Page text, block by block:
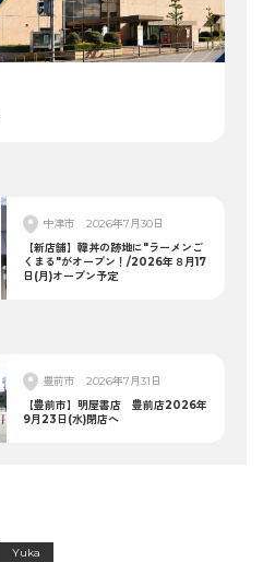
中津市
2026年7月30日
【新店舗】韓丼の跡地に"ラーメンご
くまる"がオープン！/2026年８月17
日(月)オープン予定
豊前市
2026年7月31日
【豊前市】明屋書店 豊前店2026年
9月23日(水)閉店へ
Yuka